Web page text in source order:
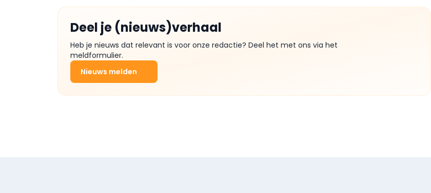
Deel je (nieuws)verhaal
Heb je nieuws dat relevant is voor onze redactie? Deel het met ons via het
meldformulier.
Nieuws melden